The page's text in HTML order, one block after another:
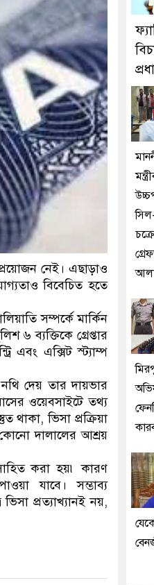
করেছে মিরপুর মডেল থানা পুলিশ
নেই। এছাড়াও
বিবেচিত হতে
সম্পর্কে মার্কিন
৬ ব্যক্তিকে গ্রেপ্তার
এবং এক্সিট স্ট্যাম্প
দেয় তার দায়ভার
ওয়েবসাইটে তথ্য
থাকা, ভিসা প্রক্রিয়া
দালালের আশ্রয়
করা হয়৷ কারণ
যাবে। সম্ভাব্য
প্রত্যাখ্যানই নয়,